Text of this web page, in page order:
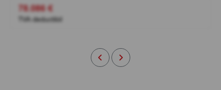
78.086 €
TVA deductibil